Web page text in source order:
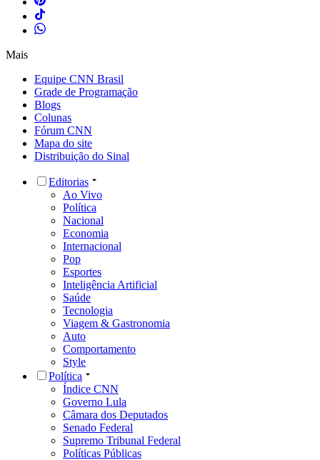
Mais
Equipe CNN Brasil
Grade de Programação
Blogs
Colunas
Fórum CNN
Mapa do site
Distribuição do Sinal
Editorias
Ao Vivo
Política
Nacional
Economia
Internacional
Pop
Esportes
Inteligência Artificial
Saúde
Tecnologia
Viagem & Gastronomia
Auto
Comportamento
Style
Política
Índice CNN
Governo Lula
Câmara dos Deputados
Senado Federal
Supremo Tribunal Federal
Políticas Públicas